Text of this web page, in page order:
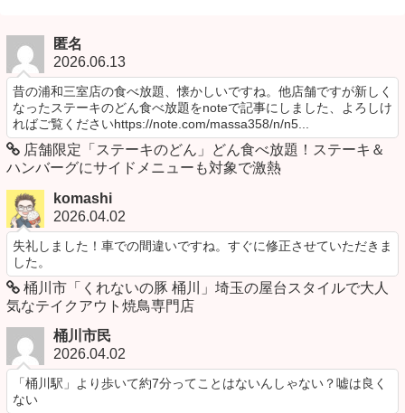
匿名
2026.06.13
昔の浦和三室店の食べ放題、懐かしいですね。他店舗ですが新しく
なったステーキのどん食べ放題をnoteで記事にしました、よろしけ
ればご覧くださいhttps://note.com/massa358/n/n5...
店舗限定「ステーキのどん」どん食べ放題！ステーキ＆
ハンバーグにサイドメニューも対象で激熱
komashi
2026.04.02
失礼しました！車での間違いですね。すぐに修正させていただきま
した。
桶川市「くれないの豚 桶川」埼玉の屋台スタイルで大人
気なテイクアウト焼鳥専門店
桶川市民
2026.04.02
「桶川駅」より歩いて約7分ってことはないんしゃない？嘘は良く
ない